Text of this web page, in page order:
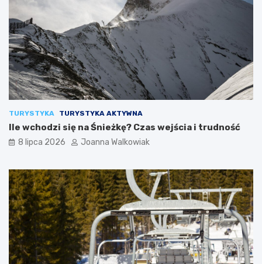
TURYSTYKA TURYSTYKA AKTYWNA
Ile wchodzi się na Śnieżkę? Czas wejścia i trudność
8 lipca 2026 Joanna Walkowiak